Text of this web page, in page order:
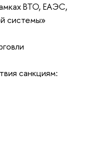
ВТО, ЕАЭС,
системы»
санкциям: